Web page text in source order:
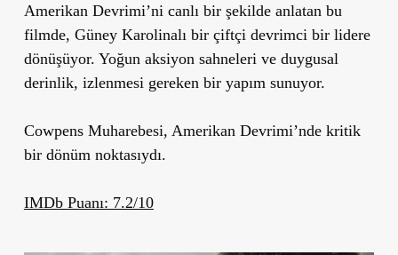
Amerikan Devrimi’ni canlı bir şekilde anlatan bu
filmde, Güney Karolinalı bir çiftçi devrimci bir lidere
dönüşüyor. Yoğun aksiyon sahneleri ve duygusal
derinlik, izlenmesi gereken bir yapım sunuyor.
Cowpens Muharebesi, Amerikan Devrimi’nde kritik
bir dönüm noktasıydı.
IMDb Puanı: 7.2/10